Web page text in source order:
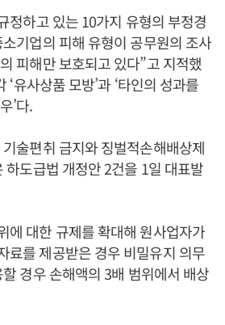
정하고 있는 10가지 유형의 부정경
기업의 피해 유형이 공무원의 조사
피해만 보호되고 있다”고 지적했
유사상품 모방’과 ‘타인의 성과를
’다.
술편취 금지와 징벌적손해배상제
하도급법 개정안 2건을 1일 대표발
에 대한 규제를 확대해 원사업자가
료를 제공받은 경우 비밀유지 의무
경우 손해액의 3배 범위에서 배상